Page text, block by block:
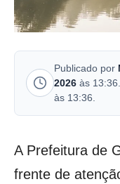
Publicado por
2026 às
às 13:36.
A Prefeitura de
frente de